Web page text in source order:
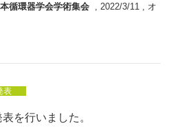
循環器学会学術集会 , 2022/3/11 , オ
表
を行いました。